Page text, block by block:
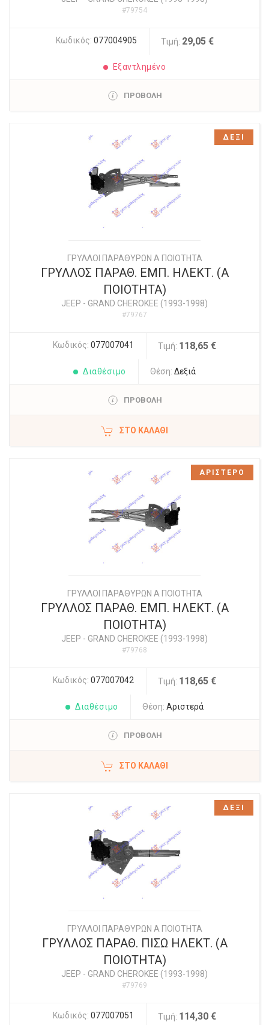
#79754
Κωδικός: 077004905 Τιμή: 29,05 €
Εξαντλημένο
ΠΡΟΒΟΛΗ
ΓΡΥΛΛΟΙ ΠΑΡΑΘΥΡΩΝ Α ΠΟΙΟΤΗΤΑ
ΓΡΥΛΛΟΣ ΠΑΡΑΘ. ΕΜΠ. ΗΛΕΚΤ. (Α
ΠΟΙΟΤΗΤΑ)
JEEP - GRAND CHEROKEE (1993-1998)
#79767
Κωδικός: 077007041 Τιμή: 118,65 €
Διαθέσιμο Θέση: Δεξιά
ΠΡΟΒΟΛΗ
ΣΤΟ ΚΑΛΆΘΙ
ΔΕΞΙ
ΓΡΥΛΛΟΙ ΠΑΡΑΘΥΡΩΝ Α ΠΟΙΟΤΗΤΑ
ΓΡΥΛΛΟΣ ΠΑΡΑΘ. ΕΜΠ. ΗΛΕΚΤ. (Α
ΠΟΙΟΤΗΤΑ)
JEEP - GRAND CHEROKEE (1993-1998)
#79768
Κωδικός: 077007042 Τιμή: 118,65 €
Διαθέσιμο Θέση: Αριστερά
ΠΡΟΒΟΛΗ
ΣΤΟ ΚΑΛΆΘΙ
ΑΡΙΣΤΕΡΟ
ΓΡΥΛΛΟΙ ΠΑΡΑΘΥΡΩΝ Α ΠΟΙΟΤΗΤΑ
ΓΡΥΛΛΟΣ ΠΑΡΑΘ. ΠΙΣΩ ΗΛΕΚΤ. (Α
ΠΟΙΟΤΗΤΑ)
JEEP - GRAND CHEROKEE (1993-1998)
#79769
Κωδικός: 077007051 Τιμή: 114,30 €
ΔΕΞΙ